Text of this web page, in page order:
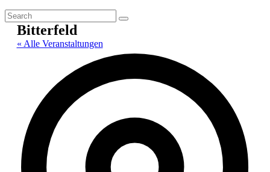
Bitterfeld
« Alle Veranstaltungen